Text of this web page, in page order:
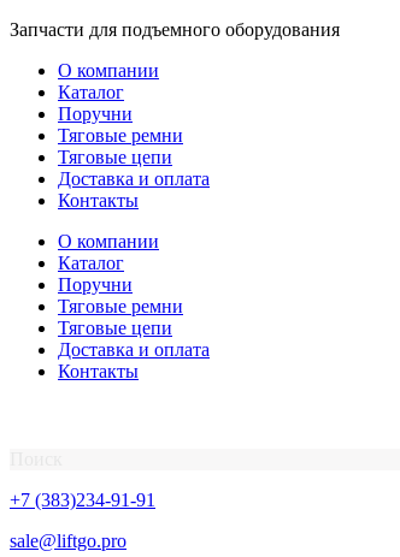
Перейти
содержимому
Запчасти для подъемного оборудования
О компании
Каталог
Поручни
Тяговые ремни
Тяговые цепи
Доставка и оплата
Контакты
О компании
Каталог
Поручни
Тяговые ремни
Тяговые цепи
Доставка и оплата
Контакты
+7 (383)234-91-91
sale@liftgo.pro